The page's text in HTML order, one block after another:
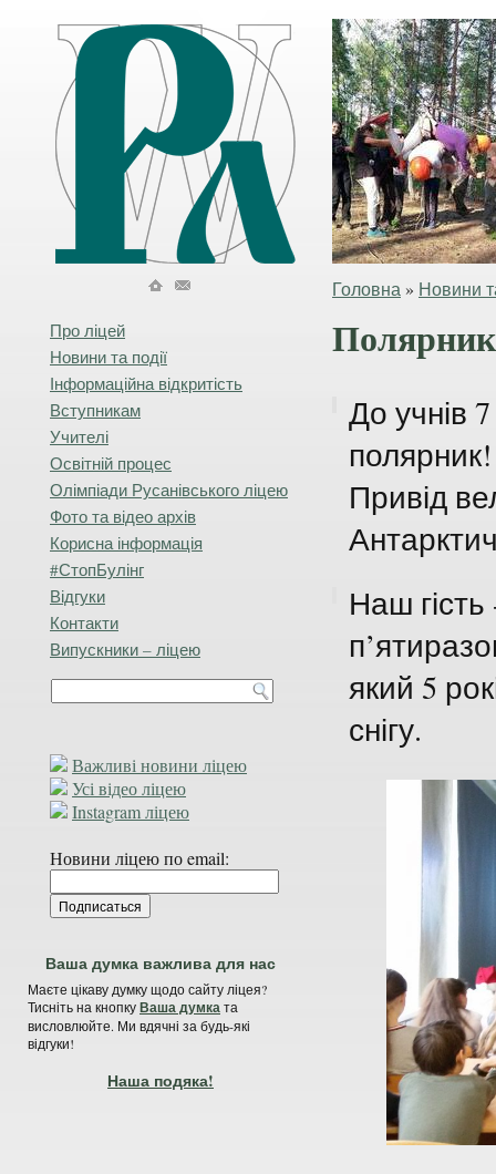
Головна » Новини
Про ліцей
Новини та події
Інформаційна відкритість
Вступникам
Учителі
Освітній процес
Олімпіади Русанівського ліцею
Фото та відео архів
Корисна інформація
#СтопБулінг
Відгуки
Контакти
Випускники – ліцею
Важливі новини ліцею
Усі відео ліцею
Instagram ліцею
Новини ліцею по email:
Ваша думка важлива для нас
Маєте цікаву думку щодо сайту ліцея?
Тисніть на кнопкуВаша думката
висловлюйте. Ми вдячні за будь-які
відгуки!
Наша подяка!
До учнів
полярник!
Привід
Наш
який 5
снігу.